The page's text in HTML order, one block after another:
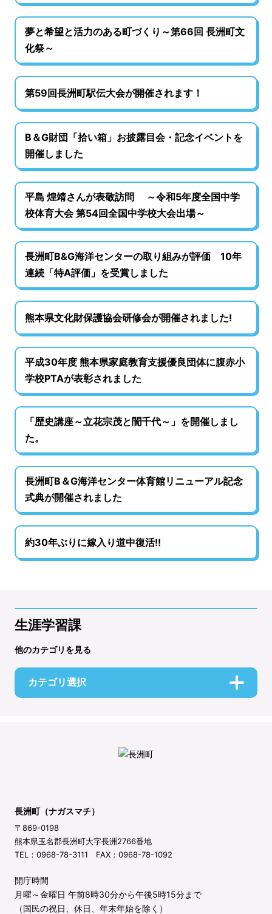
夢と希望と活力のある町づくり～第66回 長洲町文
化祭～
第59回長洲町駅伝大会が開催されます！
B＆G財団「拾い箱」お披露目会・記念イベントを
開催しました
平島 煌靖さんが表敬訪問 ～令和5年度全国中学
校体育大会 第54回全国中学校大会出場～
長洲町B&G海洋センターの取り組みが評価 10年
連続「特A評価」を受賞しました
熊本県文化財保護協会研修会が開催されました!
平成30年度 熊本県家庭教育支援優良団体に腹赤小
学校PTAが表彰されました
「歴史講座～立花宗茂と誾千代～」を開催しまし
た。
長洲町B＆G海洋センター体育館リニューアル記念
式典が開催されました
約30年ぶりに嫁入り道中復活!!
生涯学習課
他のカテゴリを見る
カテゴリ選択
長洲町（ナガスマチ）
〒869-0198
熊本県玉名郡長洲町大字長洲2766番地
TEL：0968-78-3111 FAX：0968-78-1092
開庁時間
月曜～金曜日 午前8時30分から午後5時15分まで
（国民の祝日、休日、年末年始を除く）